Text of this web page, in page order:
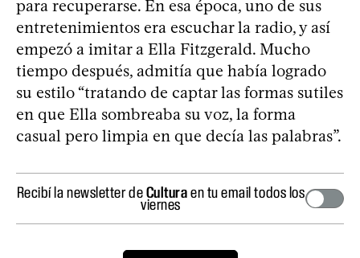
para recuperarse. En esa época, uno de sus
entretenimientos era escuchar la radio, y así
empezó a imitar a Ella Fitzgerald. Mucho
tiempo después, admitía que había logrado
su estilo “tratando de captar las formas sutiles
en que Ella sombreaba su voz, la forma
casual pero limpia en que decía las palabras”.
Recibí la newsletter deCulturaen tu email todos los
viernes